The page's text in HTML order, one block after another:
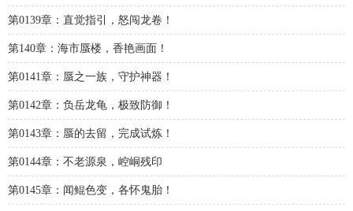
第0139章：直觉指引，怒闯龙卷！
第140章：海市蜃楼，香艳画面！
第0141章：蜃之一族，守护神器！
第0142章：负岳龙龟，极致防御！
第0143章：蜃的去留，完成试炼！
第0144章：不老源泉，崆峒残印
第0145章：闻鲲色变，各怀鬼胎！